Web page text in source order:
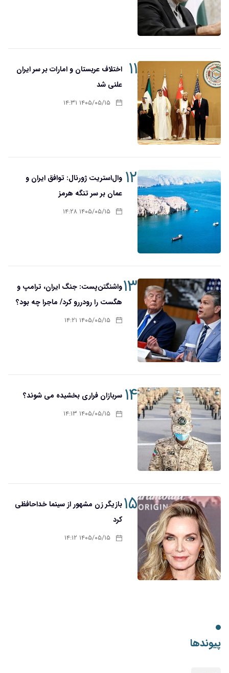
۱۱
اختلاف عربستان و امارات بر سر ایران
علنی شد
۱۴۰۵/۰۵/۱۵ ۱۴:۳۱
۱۲ وال‌استریت ژورنال: توافق ایران و
عمان بر سر تنگه هرمز
۱۴۰۵/۰۵/۱۵ ۱۴:۲۸
۱۳واشنگتن‌پست: جنگ ایران، ترامپ و
هگست را رودررو کرد/ ماجرا چه بود؟
۱۴۰۵/۰۵/۱۵ ۱۴:۲۱
۱۴ سربازان فراری بخشیده می شوند؟
۱۴۰۵/۰۵/۱۵ ۱۴:۱۳
۱۵بازیگر زن مشهور از سینما خداحافظی
کرد
۱۴۰۵/۰۵/۱۵ ۱۴:۱۲
پیوندها